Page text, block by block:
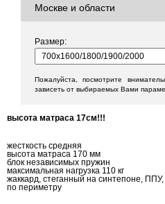
Москве и области
Размер:
Пожалуйста, посмотрите
зависеть от выбираемых Вами
высота матраса 17см!!!
жесткость средняя
высота матраса 170 мм
блок независимых пружин
максимальная нагрузка 110 кг
жаккард, стеганный на синтепоне,
по периметру